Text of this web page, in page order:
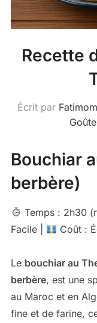
Recette
Écrit par
Bouchiar
berbère)
Temps : 2h30
Facile |
Coût :
Le bouchiar au
berbère, est une
au Maroc et en
fine et de farine,